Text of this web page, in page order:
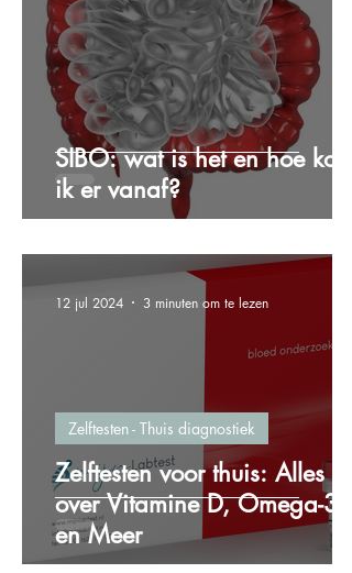
SIBO: wat is het en hoe kom
ik er vanaf?
Zelftesten voor thuis: Alles
over Vitamine D, Omega-3
en Meer
Zelftesten - Thuis diagnostiek
12 jul 2024 3 minuten om te lezen